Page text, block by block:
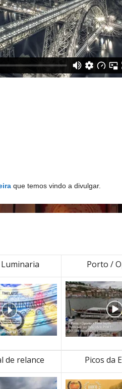
que temos vindo a divulgar.
Porto /
de relance Picos da